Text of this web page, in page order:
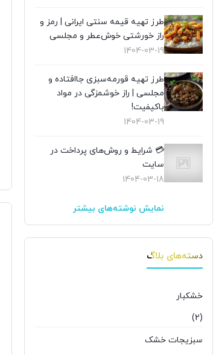
طرز تهیه قیمه سنتی ایرانی | رمز و
راز خورشتی خوش‌عطر و مجلسی
1404-03-19
طرز تهیه قورمه‌سبزی جاافتاده و
مجلسی | راز خوشمزگی در مواد
باکیفیت!
1404-03-19
💳 شرایط و روش‌های پرداخت در
سایت
1404-03-18
نمایش نوشته‌های بیشتر
دسته‌های بلاگ
خشکبار
(2)
سبزیجات خشک